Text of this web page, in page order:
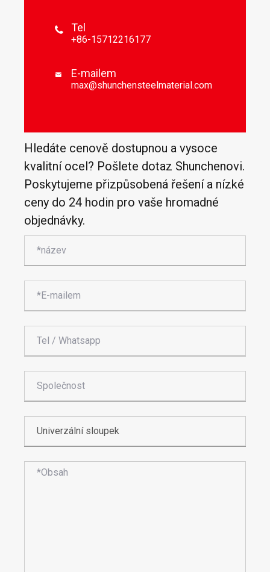
 Tel
+86-15712216177
 E-mailem
max@shunchensteelmaterial.com
Hledáte cenově dostupnou a vysoce
kvalitní ocel? Pošlete dotaz Shunchenovi.
Poskytujeme přizpůsobená řešení a nízké
ceny do 24 hodin pro vaše hromadné
objednávky.